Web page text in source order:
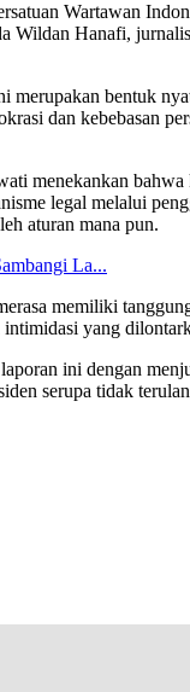
Wartawan
Hanafi,
bentuk
dan kebebasan
menekankan
legal melalui
aturan mana pun.
La...
memiliki
yang
ini dengan
serupa tidak